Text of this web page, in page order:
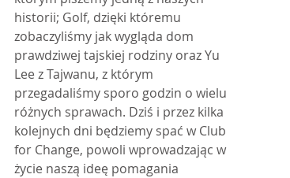
historii; Golf, dzięki któremu
zobaczyliśmy jak wygląda dom
prawdziwej tajskiej rodziny oraz Yu
Lee z Tajwanu, z którym
przegadaliśmy sporo godzin o wielu
różnych sprawach. Dziś i przez kilka
kolejnych dni będziemy spać w Club
for Change, powoli wprowadzając w
życie naszą ideę pomagania